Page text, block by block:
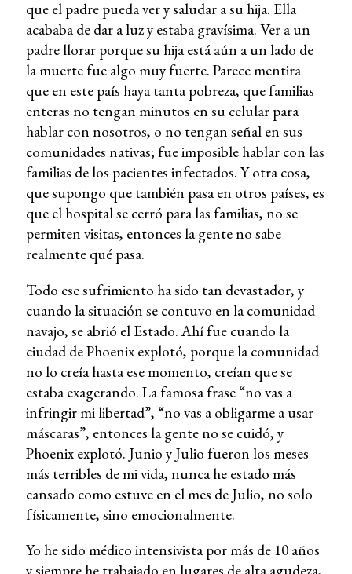
que el padre pueda ver y saludar a su hija. Ella
acababa de dar a luz y estaba gravísima. Ver a un
padre llorar porque su hija está aún a un lado de
la muerte fue algo muy fuerte. Parece mentira
que en este país haya tanta pobreza, que familias
enteras no tengan minutos en su celular para
hablar con nosotros, o no tengan señal en sus
comunidades nativas; fue imposible hablar con las
familias de los pacientes infectados. Y otra cosa,
que supongo que también pasa en otros países, es
que el hospital se cerró para las familias, no se
permiten visitas, entonces la gente no sabe
realmente qué pasa.
Todo ese sufrimiento ha sido tan devastador, y
cuando la situación se contuvo en la comunidad
navajo, se abrió el Estado. Ahí fue cuando la
ciudad de Phoenix explotó, porque la comunidad
no lo creía hasta ese momento, creían que se
estaba exagerando. La famosa frase “no vas a
infringir mi libertad”, “no vas a obligarme a usar
máscaras”, entonces la gente no se cuidó, y
Phoenix explotó. Junio y Julio fueron los meses
más terribles de mi vida, nunca he estado más
cansado como estuve en el mes de Julio, no solo
físicamente, sino emocionalmente.
Yo he sido médico intensivista por más de 10 años